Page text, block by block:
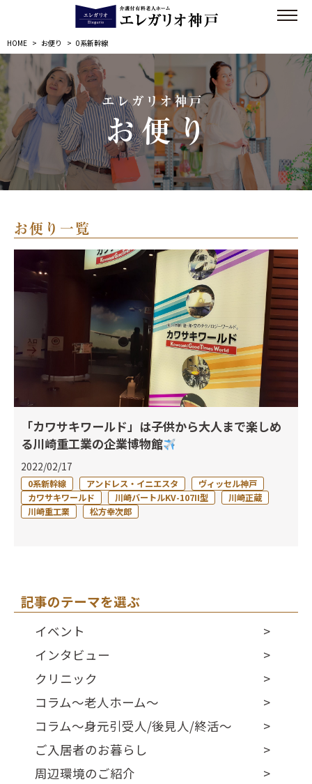
HOME > お便り > 0系新幹線
エレガリオ神戸
お便り
お便り一覧
「カワサキワールド」は子供から大人まで楽しめ
る川崎重工業の企業博物館
2022/02/17
0系新幹線 アンドレス・イニエスタ
ヴィッセル神戸
カワサキワールド
川崎バートルKV-107II型
川崎正蔵
川崎重工業
松方幸次郎
記事のテーマを選ぶ
イベント
インタビュー
クリニック
コラム～老人ホーム～
コラム～身元引受人/後見人/終活～
ご入居者のお暮らし
周辺環境のご紹介